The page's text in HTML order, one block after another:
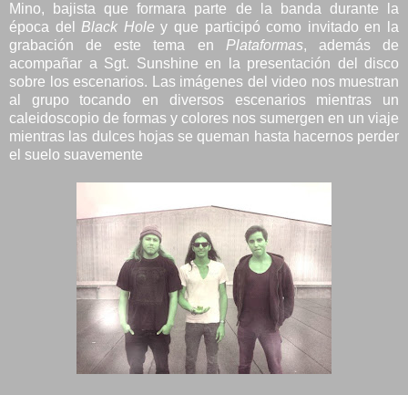
Mino, bajista que formara parte de la banda durante la
época del Black Hole y que participó como invitado en la
grabación de este tema en Plataformas, además de
acompañar a Sgt. Sunshine en la presentación del disco
sobre los escenarios. Las imágenes del video nos muestran
al grupo tocando en diversos escenarios mientras un
caleidoscopio de formas y colores nos sumergen en un viaje
mientras las dulces hojas se queman hasta hacernos perder
el suelo suavemente